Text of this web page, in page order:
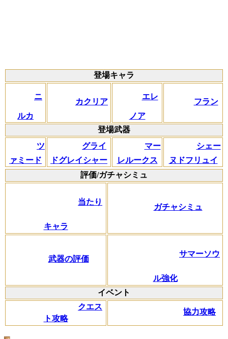
登場キャラ
ニ
ルカ
カクリア
エレ
ノア
フラン
登場武器
ツ
ァミード
グライ
ドグレイシャー
マー
レルークス
シェー
ヌドフリュイ
評価/ガチャシミュ
当たり
キャラ
ガチャシミュ
武器の評価
サマーソウ
ル強化
イベント
クエス
ト攻略
協力攻略